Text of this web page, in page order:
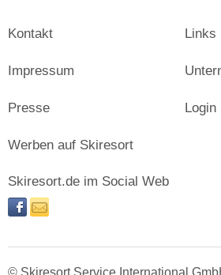
Kontakt
Impressum
Presse
Links
Login
Werben auf Skiresort
Skiresort.de im Social Web
facebooknewsletter
© Skiresort Service International